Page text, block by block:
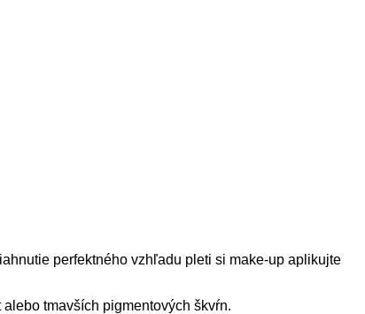
perfektného vzhľadu pleti si make-up aplikujte
tmavších pigmentových škvŕn.